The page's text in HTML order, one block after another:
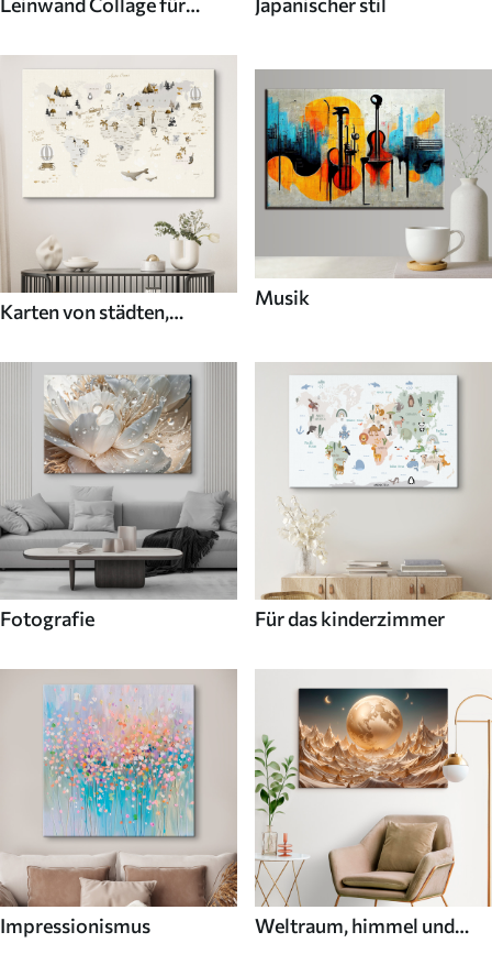
Karten von städten,
Musik
Fotografie Für das kinderzimmer
Impressionismus
Weltraum, himmel und